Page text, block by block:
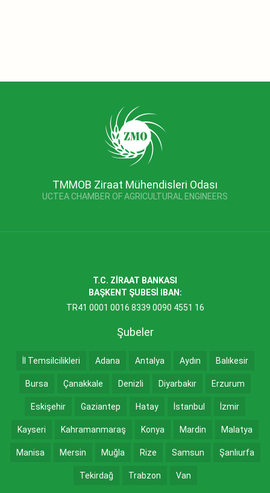
TMMOB Ziraat Mühendisleri Odası
UCTEA CHAMBER OF AGRICULTURAL ENGINEERS
T.C. ZİRAAT BANKASI
BAŞKENT ŞUBESİ IBAN:
TR41 0001 0016 8339 0090 4551 16
Şubeler
İl Temsilcilikleri Adana Antalya Aydın Balıkesir
Bursa Çanakkale Denizli Diyarbakır Erzurum
Eskişehir Gaziantep Hatay İstanbul İzmir
Kayseri Kahramanmaraş Konya Mardin Malatya
Manisa Mersin Muğla Rize Samsun Şanlıurfa
Tekirdağ Trabzon Van